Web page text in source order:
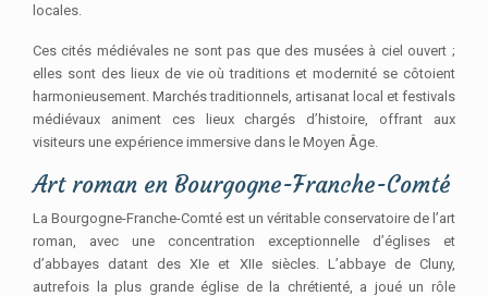
locales.
Ces cités médiévales ne sont pas que des musées à ciel ouvert ;
elles sont des lieux de vie où traditions et modernité se côtoient
harmonieusement. Marchés traditionnels, artisanat local et festivals
médiévaux animent ces lieux chargés d’histoire, offrant aux
visiteurs une expérience immersive dans le Moyen Âge.
Art roman en Bourgogne-Franche-Comté
La Bourgogne-Franche-Comté est un véritable conservatoire de l’art
roman, avec une concentration exceptionnelle d’églises et
d’abbayes datant des XIe et XIIe siècles. L’abbaye de Cluny,
autrefois la plus grande église de la chrétienté, a joué un rôle